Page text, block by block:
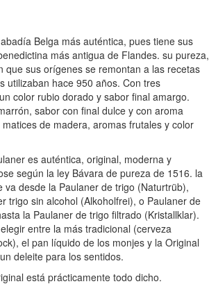
Belga más auténtica, pues tiene sus
más antigua de Flandes. su pureza,
que sus orígenes se remontan a las recetas
utilizaban hace 950 años. Con tres
color rubio dorado y sabor final amargo.
sabor con final dulce y con aroma
de madera, aromas frutales y color
es auténtica, original, moderna y
según la ley Bávara de pureza de 1516. la
va desde la Paulaner de trigo (Naturtrüb),
trigo sin alcohol (Alkoholfrei), o Paulaner de
la Paulaner de trigo filtrado (Kristallklar).
entre la más tradicional (cerveza
el pan líquido de los monjes y la Original
deleite para los sentidos.
está prácticamente todo dicho.